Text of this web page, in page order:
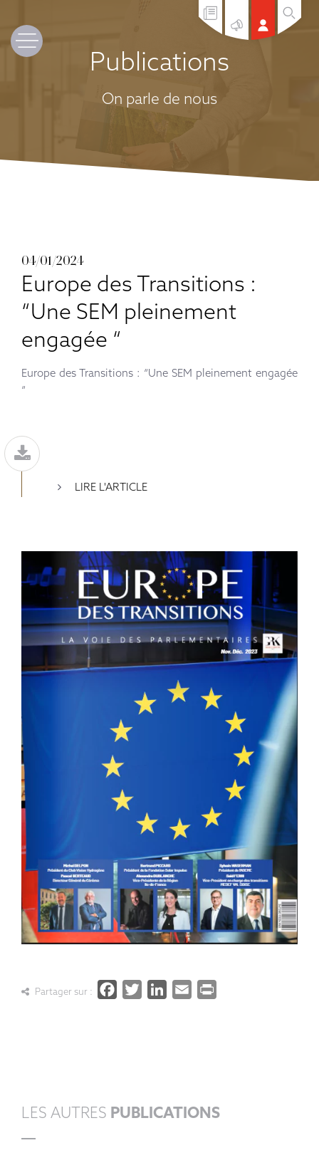
Publications
On parle de nous
04/01/2024
Europe des Transitions :
“Une SEM pleinement
engagée “
Europe des Transitions : “Une SEM pleinement engagée
“
LIRE L'ARTICLE
Partager sur : Facebook
Twitter
LinkedIn
Email
LES AUTRES PUBLICATIONS